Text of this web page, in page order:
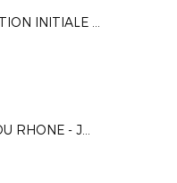
STAGE FORMATION INITIALE 1ERE SESSION du Jeudi 25 au Dimanche 28 Août 2022 – CRAPONNE
JND - VALLEE DU RHONE - JONAGE - 12-06-22